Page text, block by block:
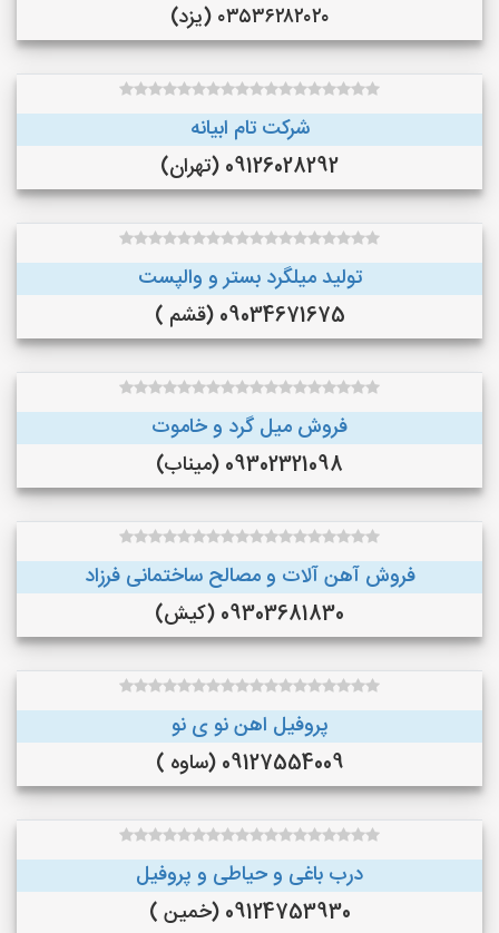
۰۳۵۳۶۲۸۲۰۲۰ (یزد)
شرکت تام ابیانه
09126028292 (تهران)
تولید میلگرد بستر و والپست
09034671675 (قشم )
فروش میل گرد و خاموت
09302321098 (میناب)
فروش آهن آلات و مصالح ساختمانی فرزاد
09303681830 (کیش)
پروفیل اهن نو ی نو
09127554009 (ساوه )
درب باغی و حیاطی و پروفیل
09124753930 (خمین )